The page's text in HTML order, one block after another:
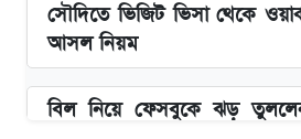
সৌদিতে ভিজিট ভিসা থেকে
আসল নিয়ম
বিল নিয়ে ফেসবুকে ঝড়